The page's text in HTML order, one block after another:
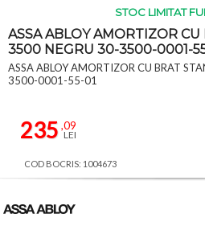
STOC LIMITAT
ASSA ABLOY AMORTIZOR
3500 NEGRU 30-3500-0001-
ASSA ABLOY AMORTIZOR CU BRAT
3500-0001-55-01
235 ,09
LEI
COD BOCRIS: 1004673